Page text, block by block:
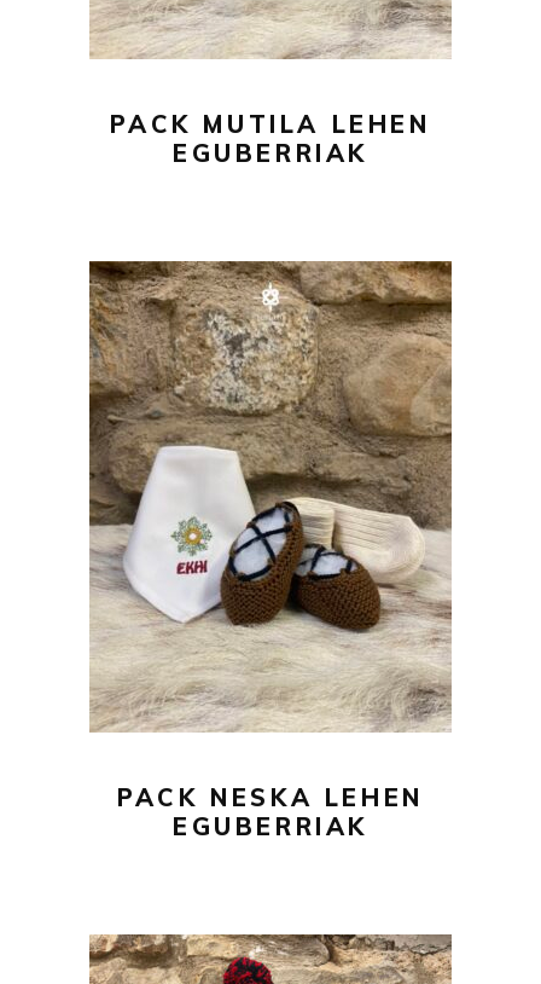
PACK MUTILA LEHEN
EGUBERRIAK
43,00€
AÑADIR AL CARRITO
PACK NESKA LEHEN
EGUBERRIAK